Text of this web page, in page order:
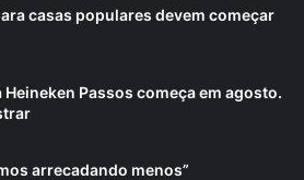
casas populares devem começar
Passos começa em agosto.
arrecadando menos”